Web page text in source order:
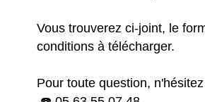
Vous trouverez ci-joint, le
conditions à télécharger.
Pour toute question,